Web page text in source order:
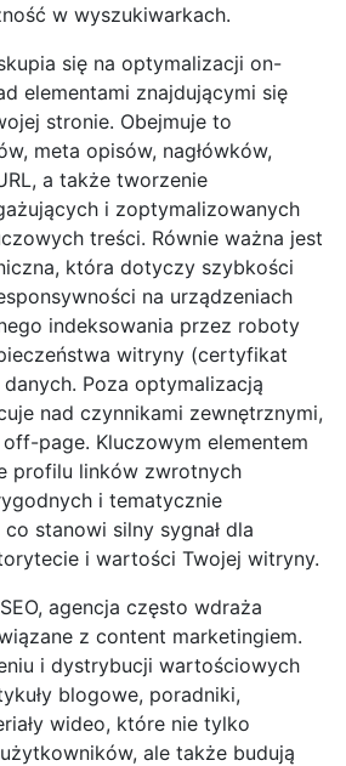
w wyszukiwarkach.
się na optymalizacji on-
elementami znajdującymi się
stronie. Obejmuje to
meta opisów, nagłówków,
a także tworzenie
i zoptymalizowanych
treści. Równie ważna jest
która dotyczy szybkości
na urządzeniach
indeksowania przez roboty
witryny (certyfikat
Poza optymalizacją
nad czynnikami zewnętrznymi,
page. Kluczowym elementem
profilu linków zwrotnych
i tematycznie
stanowi silny sygnał dla
i wartości Twojej witryny.
agencja często wdraża
z content marketingiem.
i dystrybucji wartościowych
blogowe, poradniki,
wideo, które nie tylko
ale także budują